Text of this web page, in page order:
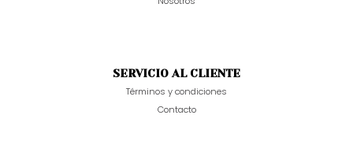
SERVICIO AL CLIENTE
Términos y condiciones
Contacto